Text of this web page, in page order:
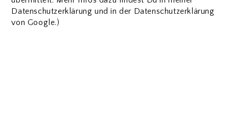
Datenschutzerklärung und in der Datenschutzerklärung
von Google.)